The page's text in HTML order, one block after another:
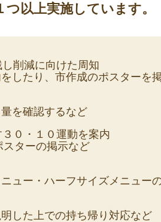
つ以上実施しています。
削減に向けた周知
したり、市作成のポスターを
を確認するなど
０・１０運動を案内
ターの掲示など
ュー・ハーフサイズメニュー
した上での持ち帰り対応など